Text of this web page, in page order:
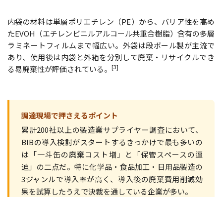
内袋の材料は単層ポリエチレン（PE）から、バリア性を高め
たEVOH（エチレンビニルアルコール共重合樹脂）含有の多層
ラミネートフィルムまで幅広い。外袋は段ボール製が主流で
あり、使用後は内袋と外箱を分別して廃棄・リサイクルでき
る易廃棄性が評価されている。 [3]
調達現場で押さえるポイント
累計200社以上の製造業サプライヤー調査において、
BIBの導入検討がスタートするきっかけで最も多いの
は「一斗缶の廃棄コスト増」と「保管スペースの逼
迫」の二点だ。特に化学品・食品加工・日用品製造の
3ジャンルで導入率が高く、導入後の廃棄費用削減効
果を試算したうえで決裁を通している企業が多い。